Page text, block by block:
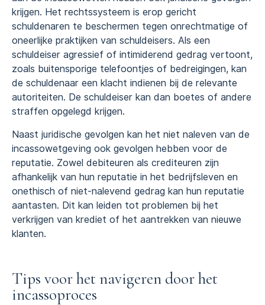
krijgen. Het rechtssysteem is erop gericht
schuldenaren te beschermen tegen onrechtmatige of
oneerlijke praktijken van schuldeisers. Als een
schuldeiser agressief of intimiderend gedrag vertoont,
zoals buitensporige telefoontjes of bedreigingen, kan
de schuldenaar een klacht indienen bij de relevante
autoriteiten. De schuldeiser kan dan boetes of andere
straffen opgelegd krijgen.
Naast juridische gevolgen kan het niet naleven van de
incassowetgeving ook gevolgen hebben voor de
reputatie. Zowel debiteuren als crediteuren zijn
afhankelijk van hun reputatie in het bedrijfsleven en
onethisch of niet-nalevend gedrag kan hun reputatie
aantasten. Dit kan leiden tot problemen bij het
verkrijgen van krediet of het aantrekken van nieuwe
klanten.
Tips voor het navigeren door het
incassoproces